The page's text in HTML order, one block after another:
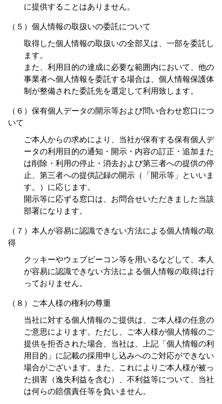
に提供することはありません。
（５）個人情報の取扱いの委託について
取得した個人情報の取扱いの全部又は、一部を委託し
ます。
また、利用目的の達成に必要な範囲内において、他の
事業者へ個人情報を委託する場合は、個人情報保護体
制が整備された委託先を選定して利用致します。
（６）保有個人データの開示等および問い合わせ窓口につ
いて
ご本人からの求めにより、当社が保有する保有個人デ
ータの利用目的の通知・開示・内容の訂正・追加また
は削除・利用の停止・消去および第三者への提供の停
止、第三者への提供記録の開示（「開示等」といいま
す。）に応じます。
開示等に応ずる窓口は、お問合せいただきました当該
部署になります。
（７）本人が容易に認識できない方法による個人情報の取
得
クッキーやウェブビーコン等を用いるなどして、本人
が容易に認識できない方法による個人情報の取得は行
っておりません。
（８）ご本人様の権利の尊重
当社に対する個人情報のご提供は、ご本人様の任意の
ご意思によります。ただし、ご本人様が個人情報のご
提供を拒否された場合、当社は、上記「個人情報の利
用目的」に記載の採用申し込みへのご対応ができない
場合がございます。また、これによりご本人様が被っ
た損害（逸失利益を含む）、不利益等について、当社
は何らの賠償責任等を負いません。